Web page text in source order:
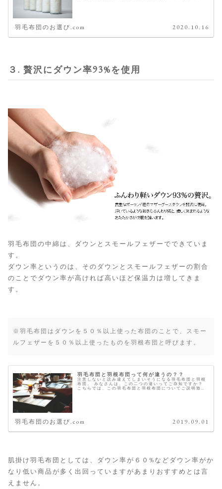
羽毛布団のお選び.com 2020.10.16
３. 贅沢にダウン率93%を使用
羽毛布団の中綿は、ダウンとスモールフェザーでできていま
す。
ダウン率というのは、そのダウンとスモールフェザーの割合
のことでダウン率が高ければ高いほど保温力は増してきま
す。
※羽毛布団はダウンを５０％以上使った布団のことで、スモー
ルフェザーを５０％以上使ったものを羽根布団と呼びます。
羽毛布団と羽根布団って何が違うの？？
注意しないと読み違えてしまいそうになる羽毛布団と羽根
布団。 みなさんは、この二つの違いってご存知ですか？
こちらでは、この羽毛布団と羽根布団についてご説明致し
羽毛布団のお選び.com 2019.09.01
肌掛け羽毛布団としては、ダウン率が６０%などダウン率がか
なり低い商品が多く出回っていますがあまりおすすめとは言
えません。